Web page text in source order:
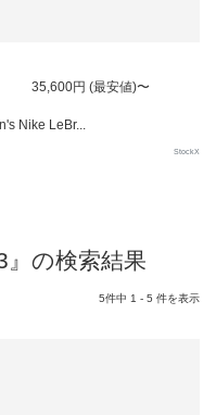
35,600円 (最安値)〜
Nike LeBr...
StockX
』の検索結果
5件中 1 - 5 件を表示